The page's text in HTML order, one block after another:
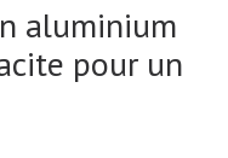
aluminium
pour un